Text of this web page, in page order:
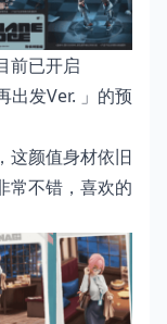
前已开启
出发Ver. 」的预
这颜值身材依旧
常不错，喜欢的